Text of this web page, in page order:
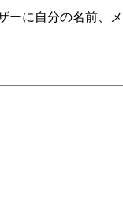
ーに自分の名前、